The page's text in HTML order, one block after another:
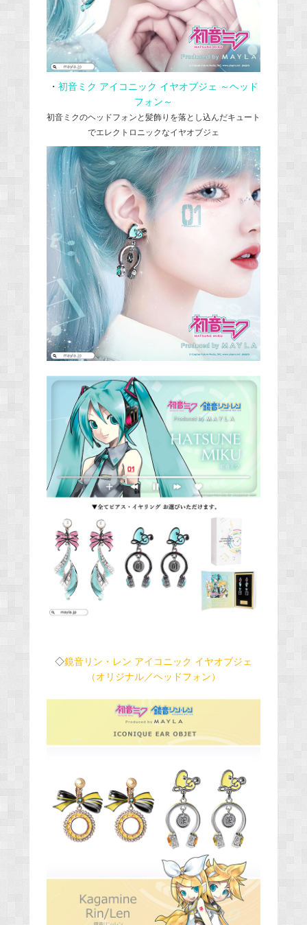
・ 初音ミク アイコニック イヤオブジェ ～ヘッド
フォン～
初音ミクのヘッドフォンと髪飾りを落とし込んだキュート
でエレクトロニックなイヤオブジェ
◇鏡音リン・レン アイコニック イヤオブジェ
（オリジナル／ヘッドフォン）